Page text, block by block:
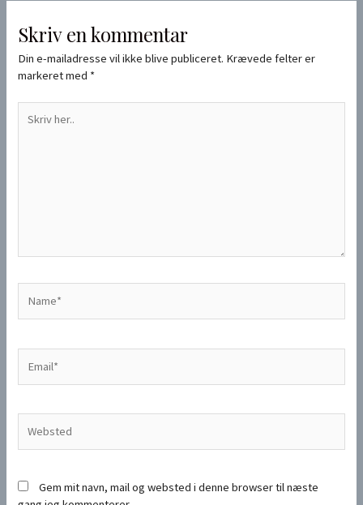
Skriv en kommentar
Din e-mailadresse vil ikke blive publiceret. Krævede felter er
markeret med *
her..
Gem mit navn, mail og websted i denne browser til næste